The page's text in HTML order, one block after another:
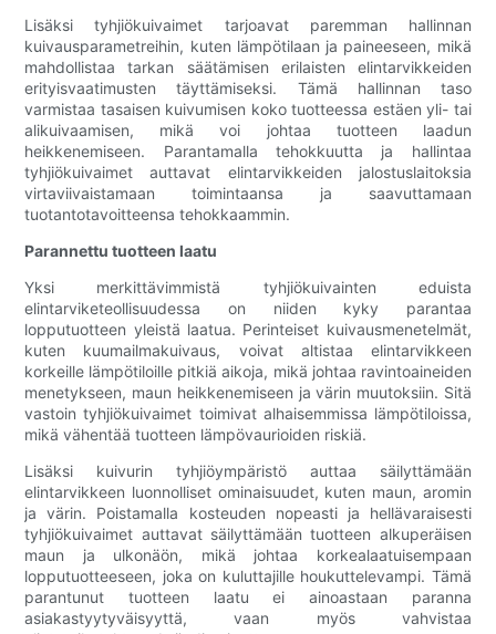
Lisäksi tyhjiökuivaimet tarjoavat paremman hallinnan
kuivausparametreihin, kuten lämpötilaan ja paineeseen, mikä
mahdollistaa tarkan säätämisen erilaisten elintarvikkeiden
erityisvaatimusten täyttämiseksi. Tämä hallinnan taso
varmistaa tasaisen kuivumisen koko tuotteessa estäen yli- tai
alikuivaamisen, mikä voi johtaa tuotteen laadun
heikkenemiseen. Parantamalla tehokkuutta ja hallintaa
tyhjiökuivaimet auttavat elintarvikkeiden jalostuslaitoksia
virtaviivaistamaan toimintaansa ja saavuttamaan
tuotantotavoitteensa tehokkaammin.
Parannettu tuotteen laatu
Yksi merkittävimmistä tyhjiökuivainten eduista
elintarviketeollisuudessa on niiden kyky parantaa
lopputuotteen yleistä laatua. Perinteiset kuivausmenetelmät,
kuten kuumailmakuivaus, voivat altistaa elintarvikkeen
korkeille lämpötiloille pitkiä aikoja, mikä johtaa ravintoaineiden
menetykseen, maun heikkenemiseen ja värin muutoksiin. Sitä
vastoin tyhjiökuivaimet toimivat alhaisemmissa lämpötiloissa,
mikä vähentää tuotteen lämpövaurioiden riskiä.
Lisäksi kuivurin tyhjiöympäristö auttaa säilyttämään
elintarvikkeen luonnolliset ominaisuudet, kuten maun, aromin
ja värin. Poistamalla kosteuden nopeasti ja hellävaraisesti
tyhjiökuivaimet auttavat säilyttämään tuotteen alkuperäisen
maun ja ulkonäön, mikä johtaa korkealaatuisempaan
lopputuotteeseen, joka on kuluttajille houkuttelevampi. Tämä
parantunut tuotteen laatu ei ainoastaan ​​paranna
asiakastyytyväisyyttä, vaan myös vahvistaa